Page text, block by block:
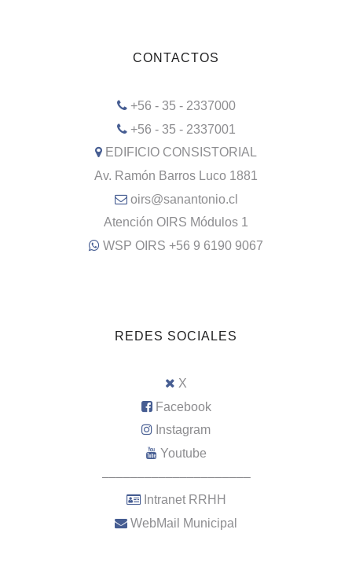
CONTACTOS
+56 - 35 - 2337000
+56 - 35 - 2337001
EDIFICIO CONSISTORIAL
Av. Ramón Barros Luco 1881
oirs@sanantonio.cl
Atención OIRS Módulos 1
WSP OIRS +56 9 6190 9067
REDES SOCIALES
X
Facebook
Instagram
Youtube
–––––––––––––––––––––
Intranet RRHH
WebMail Municipal